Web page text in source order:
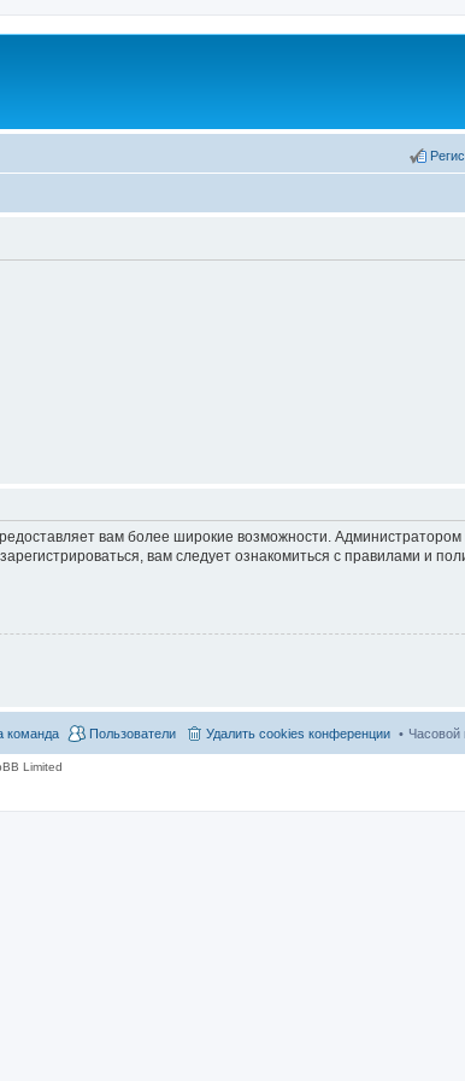
вам более широкие возможности.
вам следует ознакомиться с правилами и
Часовой
Удалить cookies конференции
Пользователи
команда
Limited